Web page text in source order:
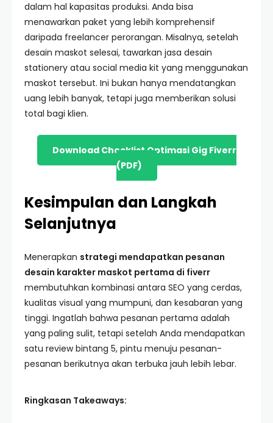
dalam hal kapasitas produksi. Anda bisa
menawarkan paket yang lebih komprehensif
daripada freelancer perorangan. Misalnya, setelah
desain maskot selesai, tawarkan jasa desain
stationery atau social media kit yang menggunakan
maskot tersebut. Ini bukan hanya mendatangkan
uang lebih banyak, tetapi juga memberikan solusi
total bagi klien.
Download Checklist Optimasi Gig Fiverr
(PDF)
Kesimpulan dan Langkah
Selanjutnya
Menerapkan strategi mendapatkan pesanan
desain karakter maskot pertama di fiverr
membutuhkan kombinasi antara SEO yang cerdas,
kualitas visual yang mumpuni, dan kesabaran yang
tinggi. Ingatlah bahwa pesanan pertama adalah
yang paling sulit, tetapi setelah Anda mendapatkan
satu review bintang 5, pintu menuju pesanan-
pesanan berikutnya akan terbuka jauh lebih lebar.
Ringkasan Takeaways: